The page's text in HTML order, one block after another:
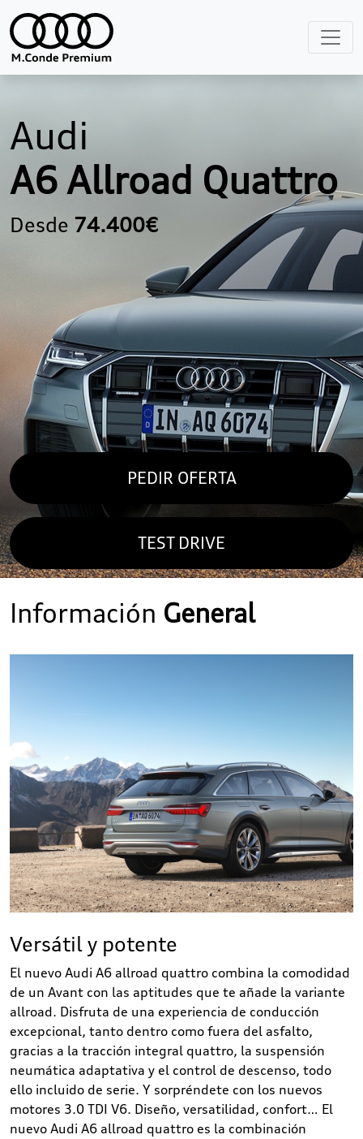
Audi
A6 Allroad Quattro
Desde 74.400€
PEDIR OFERTA
TEST DRIVE
Información General
Versátil y potente
El nuevo Audi A6 allroad quattro combina la comodidad
de un Avant con las aptitudes que te añade la variante
allroad. Disfruta de una experiencia de conducción
excepcional, tanto dentro como fuera del asfalto,
gracias a la tracción integral quattro, la suspensión
neumática adaptativa y el control de descenso, todo
ello incluido de serie. Y sorpréndete con los nuevos
motores 3.0 TDI V6. Diseño, versatilidad, confort… El
nuevo Audi A6 allroad quattro es la combinación